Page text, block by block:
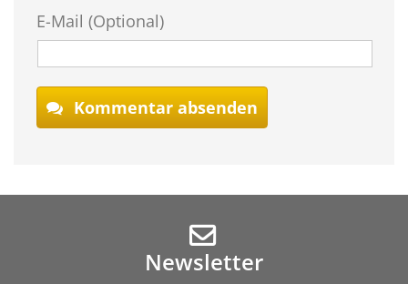
E-Mail (Optional)
Kommentar absenden
Newsletter